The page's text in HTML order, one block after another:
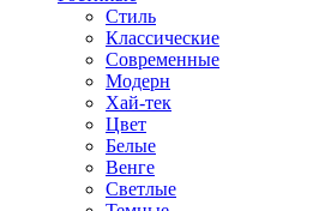
Стиль
Классические
Современные
Модерн
Хай-тек
Цвет
Белые
Венге
Светлые